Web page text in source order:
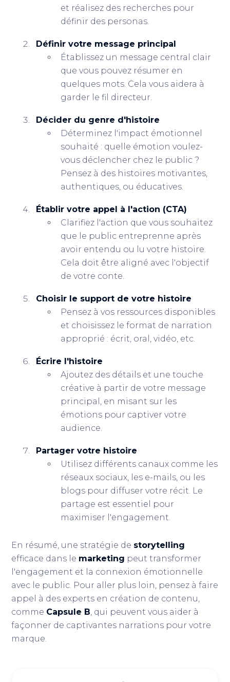
et réalisez des recherches pour
définir des personas.
Définir votre message principal
Établissez un message central clair
que vous pouvez résumer en
quelques mots. Cela vous aidera à
garder le fil directeur.
Décider du genre d'histoire
Déterminez l'impact émotionnel
souhaité : quelle émotion voulez-
vous déclencher chez le public ?
Pensez à des histoires motivantes,
authentiques, ou éducatives.
Établir votre appel à l'action (CTA)
Clarifiez l'action que vous souhaitez
que le public entreprenne après
avoir entendu ou lu votre histoire.
Cela doit être aligné avec l'objectif
de votre conte.
Choisir le support de votre histoire
Pensez à vos ressources disponibles
et choisissez le format de narration
approprié : écrit, oral, vidéo, etc.
Écrire l'histoire
Ajoutez des détails et une touche
créative à partir de votre message
principal, en misant sur les
émotions pour captiver votre
audience.
Partager votre histoire
Utilisez différents canaux comme les
réseaux sociaux, les e-mails, ou les
blogs pour diffuser votre récit. Le
partage est essentiel pour
maximiser l'engagement.
En résumé, une stratégie de storytelling
efficace dans le marketing peut transformer
l'engagement et la connexion émotionnelle
avec le public. Pour aller plus loin, pensez à faire
appel à des experts en création de contenu,
comme Capsule B, qui peuvent vous aider à
façonner de captivantes narrations pour votre
marque.